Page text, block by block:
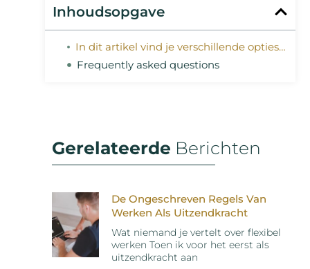
Inhoudsopgave
In dit artikel vind je verschillende opties voor een bijbaan in Alphen.
Frequently asked questions
Gerelateerde Berichten
De Ongeschreven Regels Van
Werken Als Uitzendkracht
Wat niemand je vertelt over flexibel
werken Toen ik voor het eerst als
uitzendkracht aan